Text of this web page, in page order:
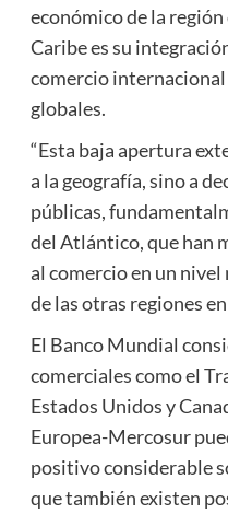
económico de la
Caribe es su
comercio internacional
globales.
“Esta baja apertura
a la geografía, sino a
públicas,
del Atlántico, que han
al comercio en un nivel
de las otras regiones
El Banco Mundial
comerciales como el
Estados Unidos y
Europea-Mercosur
positivo considerable
que también existen